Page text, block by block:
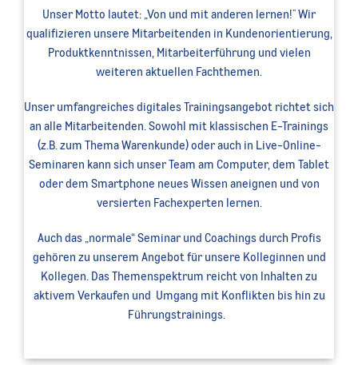
Unser Motto lautet: „Von und mit anderen lernen!" Wir
qualifizieren unsere Mitarbeitenden in Kundenorientierung,
Produktkenntnissen, Mitarbeiterführung und vielen
weiteren aktuellen Fachthemen.
Unser umfangreiches digitales Trainingsangebot richtet sich
an alle Mitarbeitenden. Sowohl mit klassischen E-Trainings
(z.B. zum Thema Warenkunde) oder auch in Live-Online-
Seminaren kann sich unser Team am Computer, dem Tablet
oder dem Smartphone neues Wissen aneignen und von
versierten Fachexperten lernen.
Auch das „normale“ Seminar und Coachings durch Profis
gehören zu unserem Angebot für unsere Kolleginnen und
Kollegen. Das Themenspektrum reicht von Inhalten zu
aktivem Verkaufen und Umgang mit Konflikten bis hin zu
Führungstrainings.